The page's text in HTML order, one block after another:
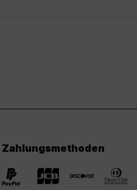
Zahlungsmethoden